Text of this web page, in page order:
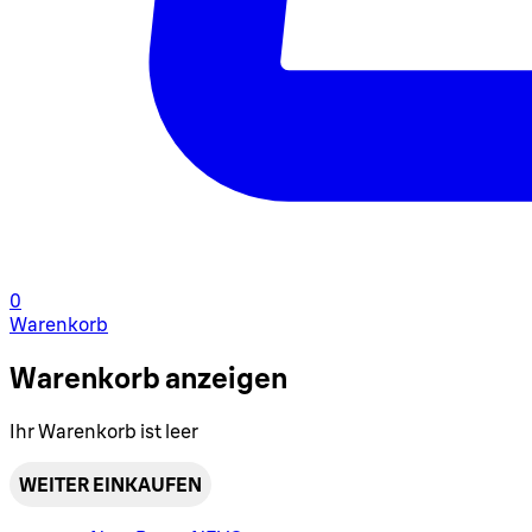
0
Warenkorb
Warenkorb anzeigen
Ihr Warenkorb ist leer
WEITER EINKAUFEN